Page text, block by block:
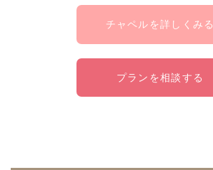
チャペルを詳しくみる
プランを相談する